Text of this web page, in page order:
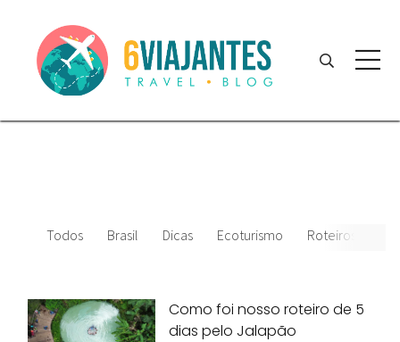
Todos Brasil Dicas Ecoturismo Roteiros
Como foi nosso roteiro de 5
dias pelo Jalapão